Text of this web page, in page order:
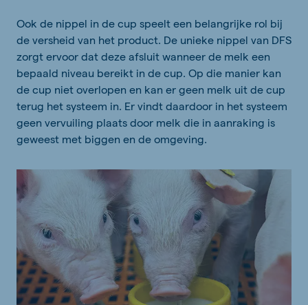
Ook de nippel in de cup speelt een belangrijke rol bij
de versheid van het product. De unieke nippel van DFS
zorgt ervoor dat deze afsluit wanneer de melk een
bepaald niveau bereikt in de cup. Op die manier kan
de cup niet overlopen en kan er geen melk uit de cup
terug het systeem in. Er vindt daardoor in het systeem
geen vervuiling plaats door melk die in aanraking is
geweest met biggen en de omgeving.